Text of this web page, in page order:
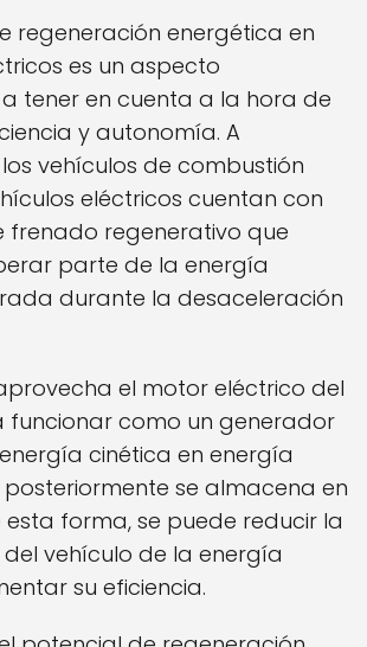
regeneración energética en
es un aspecto
tener en cuenta a la hora de
y autonomía. A
vehículos de combustión
eléctricos cuentan con
frenado regenerativo que
parte de la energía
durante la desaceleración
el motor eléctrico del
funcionar como un generador
cinética en energía
se almacena en
forma, se puede reducir la
vehículo de la energía
su eficiencia.